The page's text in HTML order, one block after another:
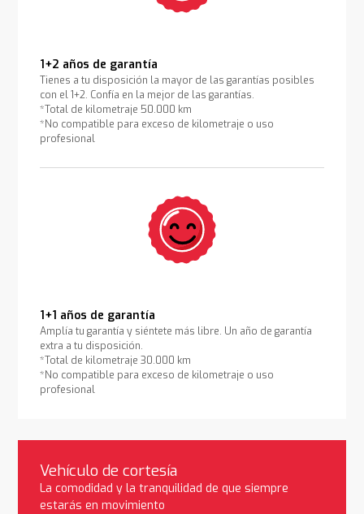
1+2 años de garantía
Tienes a tu disposición la mayor de las garantías posibles
con el 1+2. Confía en la mejor de las garantías.
*Total de kilometraje 50.000 km
*No compatible para exceso de kilometraje o uso
profesional
1+1 años de garantía
Amplía tu garantía y siéntete más libre. Un año de garantía
extra a tu disposición.
*Total de kilometraje 30.000 km
*No compatible para exceso de kilometraje o uso
profesional
Vehículo de cortesía
La comodidad y la tranquilidad de que siempre
estarás en movimiento